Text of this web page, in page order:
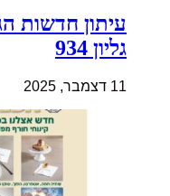
עיתון חדשות
גליון 934
11 דצמבר, 2025